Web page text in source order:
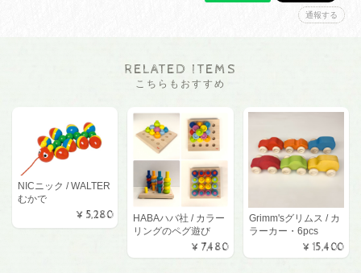
通報する
RELATED ITEMS
こちらもおすすめ
NICニック / WALTER
むかで
¥5,280
HABAハバ社 / カラー
リングのペグ遊び
¥7,480
Grimm'sグリムス / カ
ラーカー・6pcs
¥15,400